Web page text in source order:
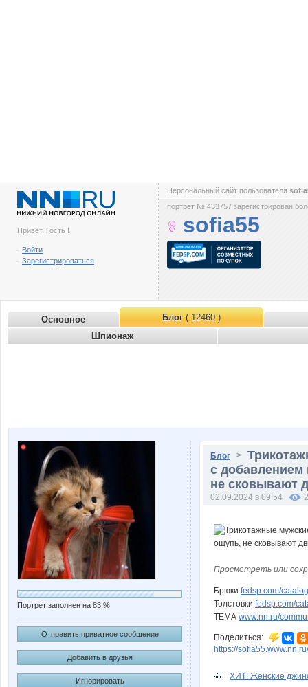
Привет, Гость !
- Войти
- Зарегистрироваться
Персональный сайт пользователя
портрет № 433757 зарегистрирован
sofia55
Основное Блог( 12460 )
Шпионаж
Портрет заполнен на 83 %
Отправить приватное сообщение
Добавить в друзья
Игнорировать
Блог >
с добавлением
не сковывают
02.09.2024 в 09:54
Просмотреть или
Брюки fedsp.com/
Толстовки fedsp.com/
ТЕМА www.nn.ru/
Поделиться:
https://
ХИТ! Женские